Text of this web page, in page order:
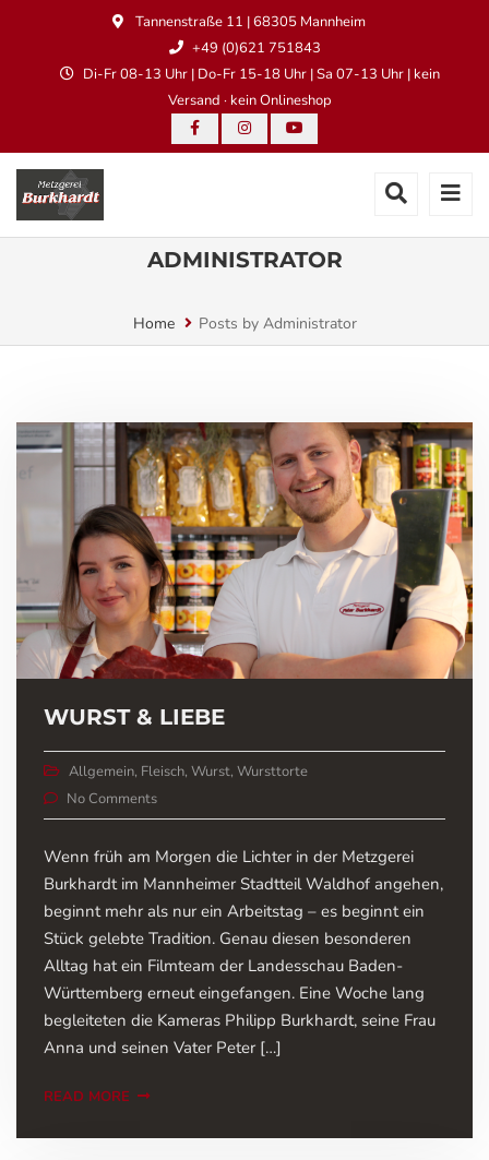
Tannenstraße 11 | 68305 Mannheim
+49 (0)621 751843
Di-Fr 08-13 Uhr | Do-Fr 15-18 Uhr | Sa 07-13 Uhr | kein
Versand · kein Onlineshop
ADMINISTRATOR
Home Posts by Administrator
WURST & LIEBE
Allgemein, Fleisch, Wurst, Wursttorte
No Comments
Wenn früh am Morgen die Lichter in der Metzgerei
Burkhardt im Mannheimer Stadtteil Waldhof angehen,
beginnt mehr als nur ein Arbeitstag – es beginnt ein
Stück gelebte Tradition. Genau diesen besonderen
Alltag hat ein Filmteam der Landesschau Baden-
Württemberg erneut eingefangen. Eine Woche lang
begleiteten die Kameras Philipp Burkhardt, seine Frau
Anna und seinen Vater Peter […]
READ MORE